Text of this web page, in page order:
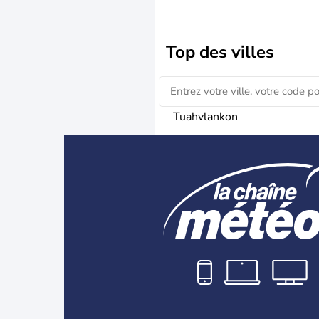
Top des villes
Tuahvlankon